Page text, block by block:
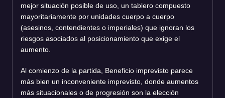
mejor situación posible de uso, un tablero compuesto
mayoritariamente por unidades cuerpo a cuerpo
(asesinos, contendientes o imperiales) que ignoran los
riesgos asociados al posicionamiento que exige el
aumento.
Al comienzo de la partida, Beneficio imprevisto parece
más bien un inconveniente imprevisto, donde aumentos
más situacionales o de progresión son la elección